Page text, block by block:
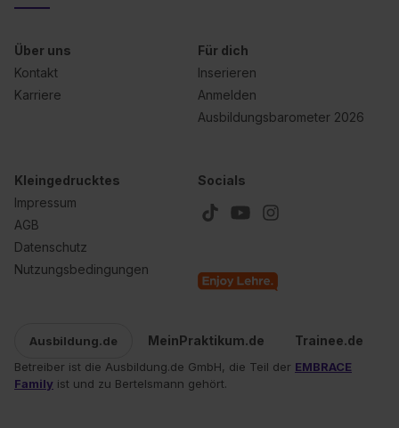
Über uns
Kontakt
Karriere
Für dich
Inserieren
Anmelden
Ausbildungsbarometer 2026
Kleingedrucktes
Impressum
AGB
Datenschutz
Nutzungsbedingungen
Socials
Ausbildung.de MeinPraktikum.de Trainee.de
Betreiber ist die Ausbildung.de GmbH, die Teil der EMBRACE
Family ist und zu Bertelsmann gehört.